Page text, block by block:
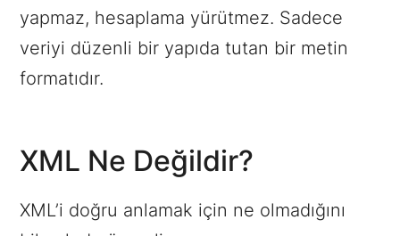
yapmaz, hesaplama yürütmez. Sadece
veriyi düzenli bir yapıda tutan bir metin
formatıdır.
XML Ne Değildir?
XML’i doğru anlamak için ne olmadığını